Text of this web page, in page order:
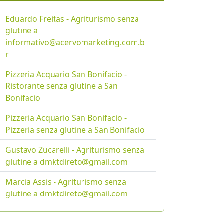
Eduardo Freitas - Agriturismo senza
glutine a
informativo@acervomarketing.com.b
r
Pizzeria Acquario San Bonifacio -
Ristorante senza glutine a San
Bonifacio
Pizzeria Acquario San Bonifacio -
Pizzeria senza glutine a San Bonifacio
Gustavo Zucarelli - Agriturismo senza
glutine a dmktdireto@gmail.com
Marcia Assis - Agriturismo senza
glutine a dmktdireto@gmail.com